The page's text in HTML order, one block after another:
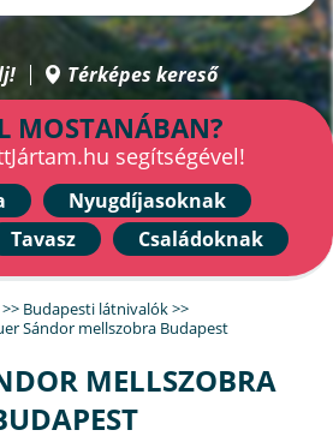
Térképes kereső
MOSTANÁBAN?
segítségével!
Nyugdíjasoknak
Tavasz Családoknak
>> Budapesti látnivalók>>
Sándor mellszobra Budapest
MELLSZOBRA